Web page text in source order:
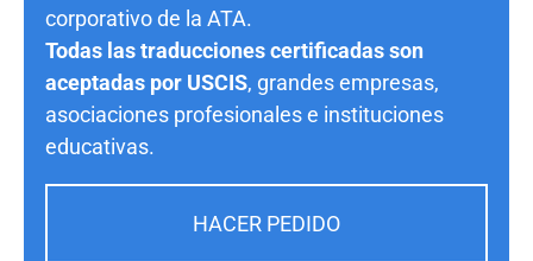
corporativo de la ATA.
Todas las traducciones certificadas son
aceptadas por USCIS, grandes empresas,
asociaciones profesionales e instituciones
educativas.
HACER PEDIDO